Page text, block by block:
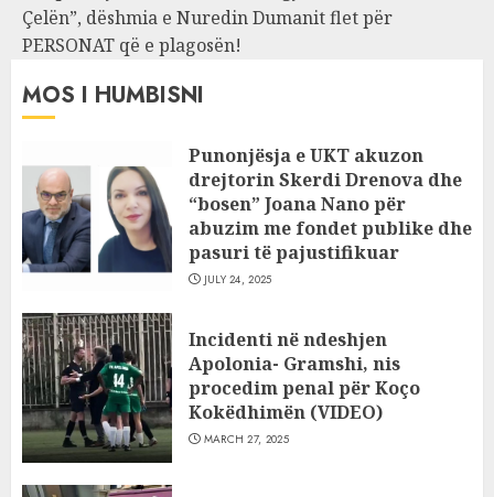
Çelën”, dëshmia e Nuredin Dumanit flet për
PERSONAT që e plagosën!
MOS I HUMBISNI
Punonjësja e UKT akuzon
drejtorin Skerdi Drenova dhe
“bosen” Joana Nano për
abuzim me fondet publike dhe
pasuri të pajustifikuar
JULY 24, 2025
Incidenti në ndeshjen
Apolonia- Gramshi, nis
procedim penal për Koço
Kokëdhimën (VIDEO)
MARCH 27, 2025